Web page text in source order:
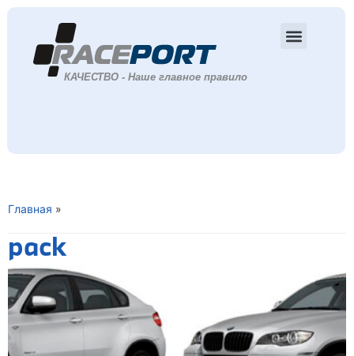
Главная »
pack